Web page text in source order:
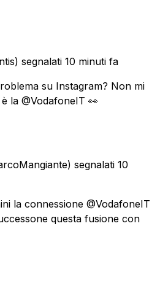
segnalati 10 minuti fa
su Instagram? Non mi
la @VodafoneIT 👀
segnalati 10
la connessione @VodafoneIT
questa fusione con